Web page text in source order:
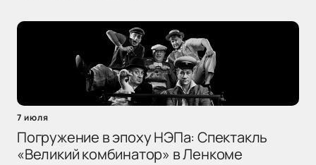
7 июля
Погружение в эпоху НЭПа: Спектакль
«Великий комбинатор» в Ленкоме